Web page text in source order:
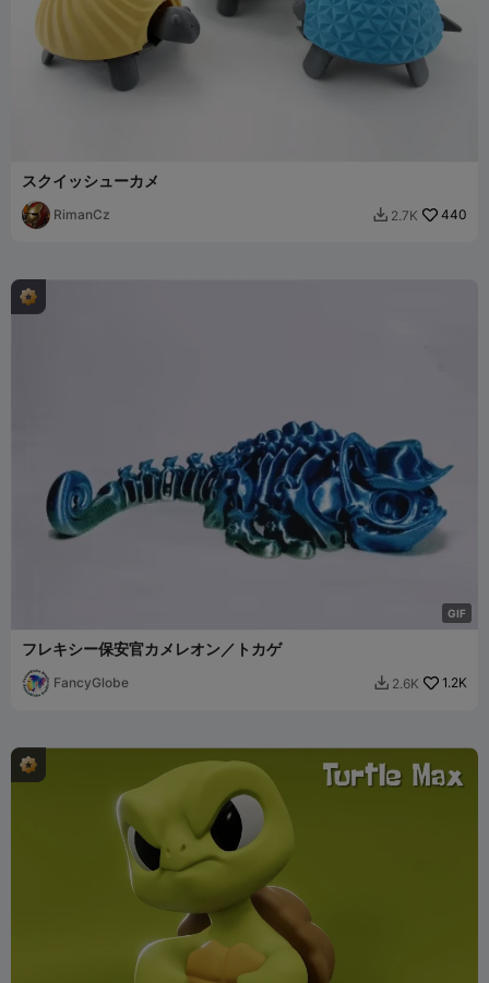
スクイッシューカメ
RimanCz  2.7K 440
GIF
フレキシー保安官カメレオン／トカゲ
FancyGlobe  2.6K 1.2K